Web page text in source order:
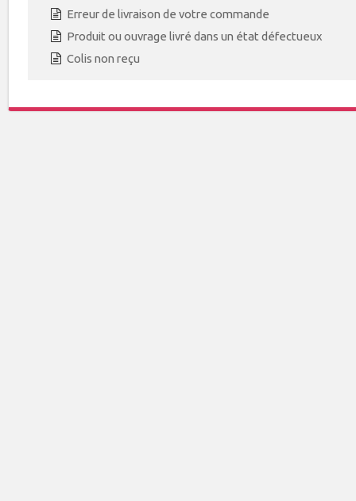
Erreur de livraison de votre commande
Produit ou ouvrage livré dans un état défectueux
Colis non reçu